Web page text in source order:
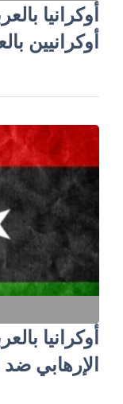
أوكرانيا
أوكرانيين
أوكرانيا
الإرهابي ضد